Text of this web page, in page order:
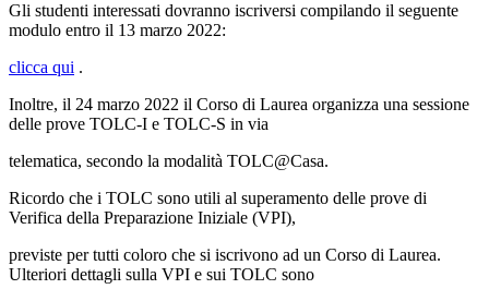
Gli studenti interessati dovranno iscriversi compilando il seguente
modulo entro il 13 marzo 2022:
clicca qui .
Inoltre, il 24 marzo 2022 il Corso di Laurea organizza una sessione
delle prove TOLC-I e TOLC-S in via
telematica, secondo la modalità TOLC@Casa.
Ricordo che i TOLC sono utili al superamento delle prove di
Verifica della Preparazione Iniziale (VPI),
previste per tutti coloro che si iscrivono ad un Corso di Laurea.
Ulteriori dettagli sulla VPI e sui TOLC sono